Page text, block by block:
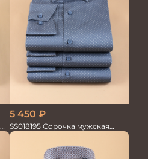
5 450 ₽
SS018195 Сорочка мужская
GROSTYLE PRIME